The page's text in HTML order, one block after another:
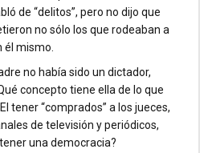
de “delitos”, pero no dijo que
no sólo los que rodeaban a
él mismo.
no había sido un dictador,
concepto tiene ella de lo que
tener “comprados” a los jueces,
de televisión y periódicos,
una democracia?